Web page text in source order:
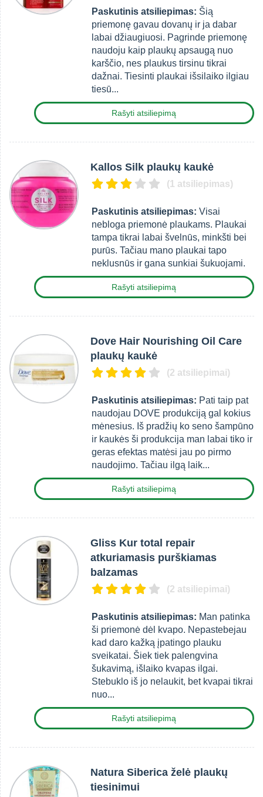
Paskutinis atsiliepimas: Šią
priemonę gavau dovanų ir ja dabar
labai džiaugiuosi. Pagrinde priemonę
naudoju kaip plaukų apsaugą nuo
karščio, nes plaukus tirsinu tikrai
dažnai. Tiesinti plaukai išsilaiko ilgiau
tiesū...
Rašyti atsiliepimą
Kallos Silk plaukų kaukė
(1 atsiliepimas)
Paskutinis atsiliepimas: Visai
nebloga priemonė plaukams. Plaukai
tampa tikrai labai švelnūs, minkšti bei
purūs. Tačiau mano plaukai tapo
neklusnūs ir gana sunkiai šukuojami.
Rašyti atsiliepimą
Dove Hair Nourishing Oil Care
plaukų kaukė
(2 atsiliepimai)
Paskutinis atsiliepimas: Pati taip pat
naudojau DOVE produkciją gal kokius
mėnesius. Iš pradžių ko seno šampūno
ir kaukės ši produkcija man labai tiko ir
geras efektas matėsi jau po pirmo
naudojimo. Tačiau ilgą laik...
Rašyti atsiliepimą
Gliss Kur total repair
atkuriamasis purškiamas
balzamas
(2 atsiliepimai)
Paskutinis atsiliepimas: Man patinka
ši priemonė dėl kvapo. Nepastebejau
kad daro kažką įpatingo plauku
sveikatai. Šiek tiek palengvina
šukavimą, išlaiko kvapas ilgai.
Stebuklo iš jo nelaukit, bet kvapai tikrai
nuo...
Rašyti atsiliepimą
Natura Siberica želė plaukų
tiesinimui